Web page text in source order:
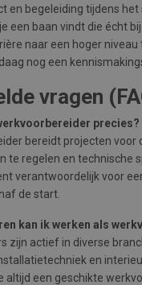
en begeleiding tijdens
een baan vindt die écht bij
naar een hoger
nog een
vragen
precies?
bereidt projecten voor
te regelen en technische
verantwoordelijk voor
de start.
kan ik werken als
zijn actief in diverse
en
altijd een geschikte